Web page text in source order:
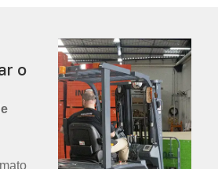
o